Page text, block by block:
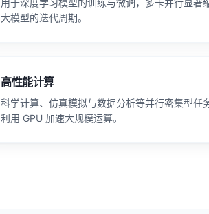
用于深度学习模型的训练与微调，多卡并行显著
大模型的迭代周期。
高性能计算
科学计算、仿真模拟与数据分析等并行密集型任
利用 GPU 加速大规模运算。